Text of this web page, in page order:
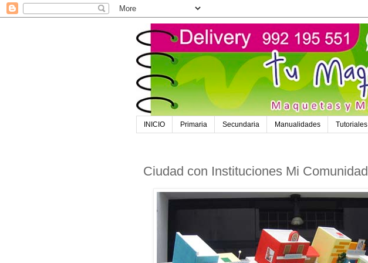
INICIO Primaria Secundaria Manualidades Tutoriales
Ciudad con Instituciones Mi Comunidad